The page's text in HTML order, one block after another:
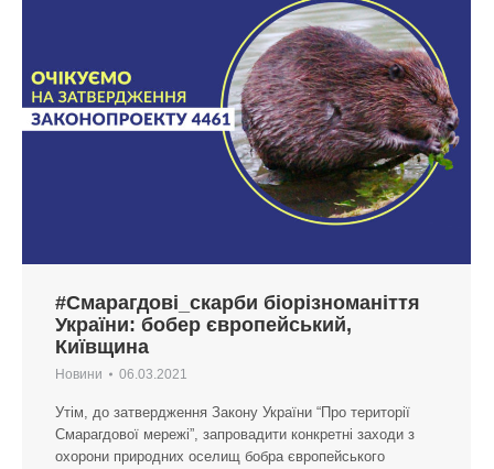
#Смарагдові_скарби біорізноманіття
України: бобер європейський,
Київщина
Новини 06.03.2021
Утім, до затвердження Закону України “Про території
Смарагдової мережі”, запровадити конкретні заходи з
охорони природних оселищ бобра європейського